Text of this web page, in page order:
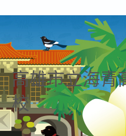
高雄市立海青
校